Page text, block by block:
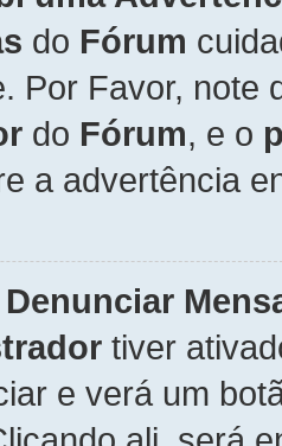
do Fórum
Por Favor, note
do Fórum, e o
a advertência
tiver
e verá um